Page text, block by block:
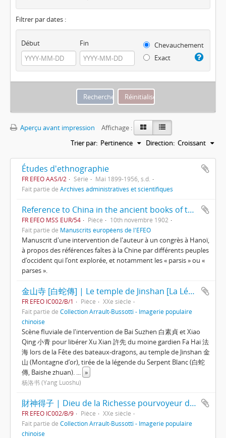
Filtrer par dates :
Début Fin
Chevauchement
Exact
Aperçu avant impression
Affichage :
Trier par: Pertinence Direction: Croissant
Études d'ethnographie
FR EFEO AAS/I/2 Série
Mai 1899-1956, s.d.
Fait partie de Archives administratives et scientifiques
Reference to China in the ancient books of the Parsees par Jivanji Jamshedji Modi, Bombay
FR EFEO MSS EUR/54 Pièce
10th novembre 1902
Fait partie de Manuscrits européens de l'EFEO
Manuscrit d'une intervention de l'auteur à un congrès à Hanoï,
à propos des références faîtes à la Chine par différents peuples
d’occident qui l’ont explorée, et notamment les « parsis » ou «
parses ».
金山寺 [白蛇傳] | Le temple de Jinshan [La Légende du Serpent Blanc]
FR EFEO IC002/B/1 Pièce
XXe siècle
Fait partie de Collection Arrault-Bussotti - Imagerie populaire
chinoise
Scène fluviale de l'intervention de Bai Suzhen 白素貞 et Xiao
Qing 小青 pour libérer Xu Xian 許先 du moine gardien Fa Hai 法
海 lors de la Fête des bateaux-dragons, au temple de Jinshan 金
山 (Montagne d’or), tirée de la légende du Serpent Blanc (白蛇
傳, Baishe zhuan). ... »
杨洛书 (Yang Luoshu)
財神得子 | Dieu de la Richesse pourvoyeur d'enfants et de richesse
FR EFEO IC002/B/9 Pièce
XXe siècle
Fait partie de Collection Arrault-Bussotti - Imagerie populaire
chinoise